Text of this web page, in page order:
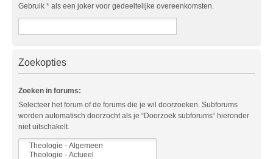
Gebruik * als een joker voor gedeeltelijke overeenkomsten.
Zoekopties
Zoeken in forums:
Selecteer het forum of de forums die je wil doorzoeken. Subforums
worden automatisch doorzocht als je “Doorzoek subforums“ hieronder
niet uitschakelt.